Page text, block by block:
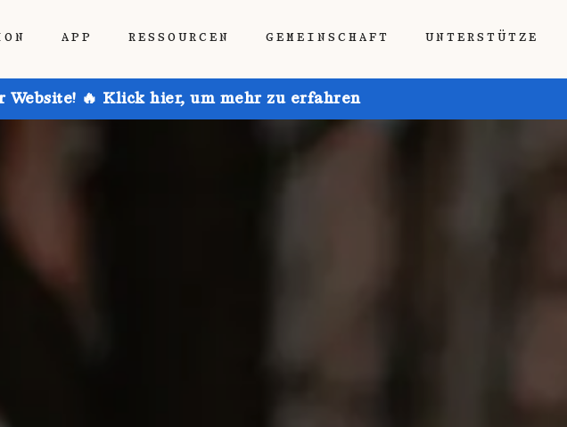
APP RESSOURCEN GEMEINSCHAFT UNTERSTÜTZE
🔥 Klick hier, um mehr zu erfahren